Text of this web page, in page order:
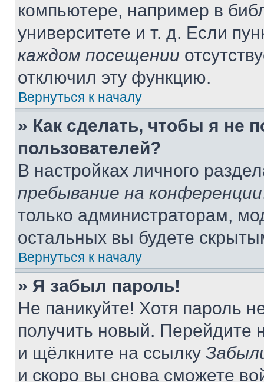
компьютере, например в
университете и т. д. Если
каждом посещении
отключил эту функцию.
Вернуться к началу
» Как сделать, чтобы я не
пользователей?
В настройках личного
пребывание на конференции
только администраторам,
остальных вы будете
Вернуться к началу
» Я забыл пароль!
Не паникуйте! Хотя пароль
получить новый. Перейдите
и щёлкните на ссылку
и скоро вы снова сможете